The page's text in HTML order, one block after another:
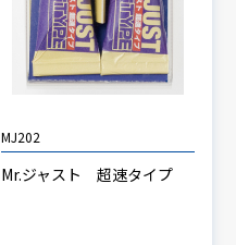
MJ202
Mr.ジャスト 超速タイプ